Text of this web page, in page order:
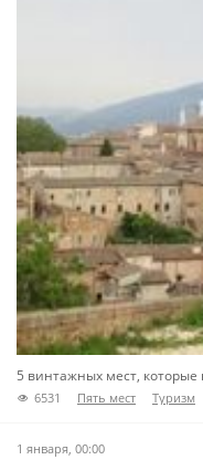
5 винтажных мест, которые
6531 Пять мест Туризм
1 января, 00:00